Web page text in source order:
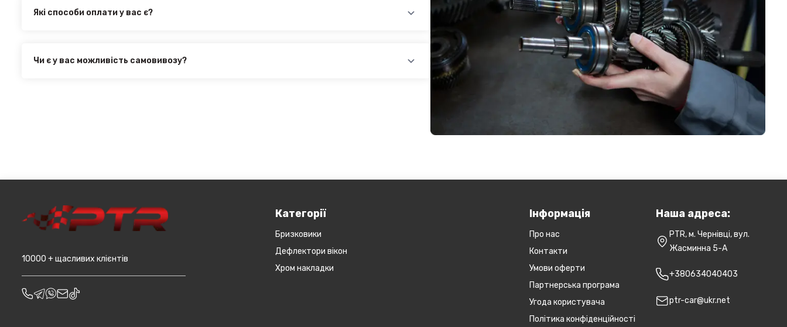
Нова Пошта (термін доставки 1 - 3 дні)
Укр. Пошта (термін доставки 1 - 3 дні за повною передоплатою) для великогабаритного
при мінімальній сумі замовлення від 3000 грн. Дана пропозиція не поширюється на
Які способи оплати у вас є?
Чи є у вас можливість самовивозу?
10000 + щасливих клієнтів
Категорії
Бризковики
Дефлектори вікон
Хром накладки
Інформація
Про нас
Контакти
Умови оферти
Партнерська програма
Угода користувача
Політика конфіденційності
Наша адреса:
PTR, м. Чернівці, вул.
Жасминна 5-А
+380634040403
ptr-car@ukr.net